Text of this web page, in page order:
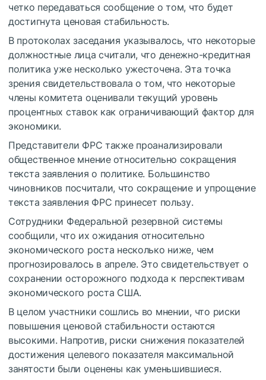
четко передаваться сообщение о том, что будет
достигнута ценовая стабильность.
В протоколах заседания указывалось, что некоторые
должностные лица считали, что денежно-кредитная
политика уже несколько ужесточена. Эта точка
зрения свидетельствовала о том, что некоторые
члены комитета оценивали текущий уровень
процентных ставок как ограничивающий фактор для
экономики.
Представители ФРС также проанализировали
общественное мнение относительно сокращения
текста заявления о политике. Большинство
чиновников посчитали, что сокращение и упрощение
текста заявления ФРС принесет пользу.
Сотрудники Федеральной резервной системы
сообщили, что их ожидания относительно
экономического роста несколько ниже, чем
прогнозировалось в апреле. Это свидетельствует о
сохранении осторожного подхода к перспективам
экономического роста США.
В целом участники сошлись во мнении, что риски
повышения ценовой стабильности остаются
высокими. Напротив, риски снижения показателей
достижения целевого показателя максимальной
занятости были оценены как уменьшившиеся.